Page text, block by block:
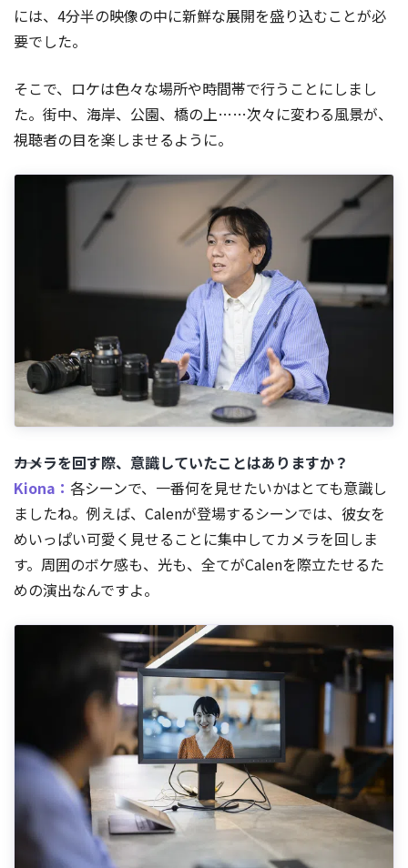
には、4分半の映像の中に新鮮な展開を盛り込むことが必
要でした。
そこで、ロケは色々な場所や時間帯で行うことにしまし
た。街中、海岸、公園、橋の上……次々に変わる風景が、
視聴者の目を楽しませるように。
――カメラを回す際、意識していたことはありますか？
Kiona： 各シーンで、一番何を見せたいかはとても意識し
ましたね。例えば、Calenが登場するシーンでは、彼女を
めいっぱい可愛く見せることに集中してカメラを回しま
す。周囲のボケ感も、光も、全てがCalenを際立たせるた
めの演出なんですよ。